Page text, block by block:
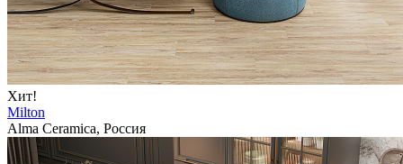
Хит!
Milton
Alma Ceramica, Россия